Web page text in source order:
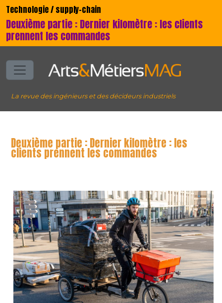
Technologie / supply-chain
Deuxième partie : Dernier kilomètre : les clients
prennent les commandes
La revue des ingénieurs et des décideurs industriels
Deuxième partie : Dernier kilomètre : les
clients prennent les commandes